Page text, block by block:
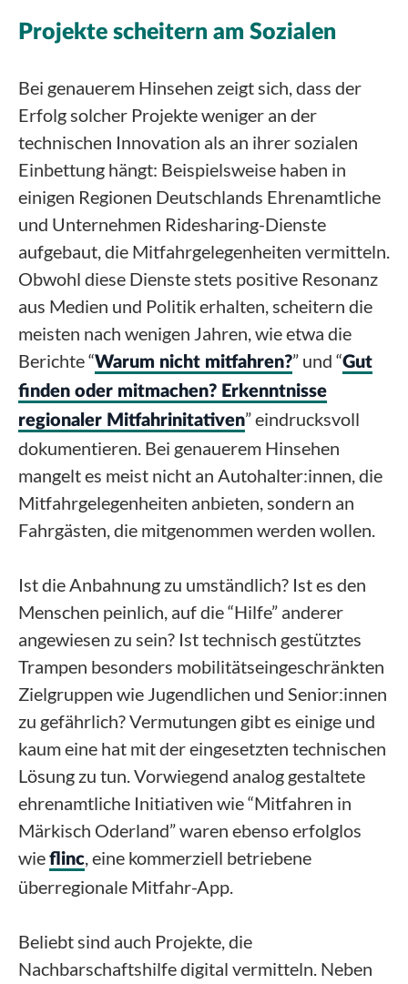
Projekte scheitern am Sozialen
Bei genauerem Hinsehen zeigt sich, dass der
Erfolg solcher Projekte weniger an der
technischen Innovation als an ihrer sozialen
Einbettung hängt: Beispielsweise haben in
einigen Regionen Deutschlands Ehrenamtliche
und Unternehmen Ridesharing-Dienste
aufgebaut, die Mitfahrgelegenheiten vermitteln.
Obwohl diese Dienste stets positive Resonanz
aus Medien und Politik erhalten, scheitern die
meisten nach wenigen Jahren, wie etwa die
Berichte “Warum nicht mitfahren?” und “Gut
finden oder mitmachen? Erkenntnisse
regionaler Mitfahrinitativen” eindrucksvoll
dokumentieren. Bei genauerem Hinsehen
mangelt es meist nicht an Autohalter:innen, die
Mitfahrgelegenheiten anbieten, sondern an
Fahrgästen, die mitgenommen werden wollen.
Ist die Anbahnung zu umständlich? Ist es den
Menschen peinlich, auf die “Hilfe” anderer
angewiesen zu sein? Ist technisch gestütztes
Trampen besonders mobilitätseingeschränkten
Zielgruppen wie Jugendlichen und Senior:innen
zu gefährlich? Vermutungen gibt es einige und
kaum eine hat mit der eingesetzten technischen
Lösung zu tun. Vorwiegend analog gestaltete
ehrenamtliche Initiativen wie “Mitfahren in
Märkisch Oderland” waren ebenso erfolglos
wie flinc, eine kommerziell betriebene
überregionale Mitfahr-App.
Beliebt sind auch Projekte, die
Nachbarschaftshilfe digital vermitteln. Neben